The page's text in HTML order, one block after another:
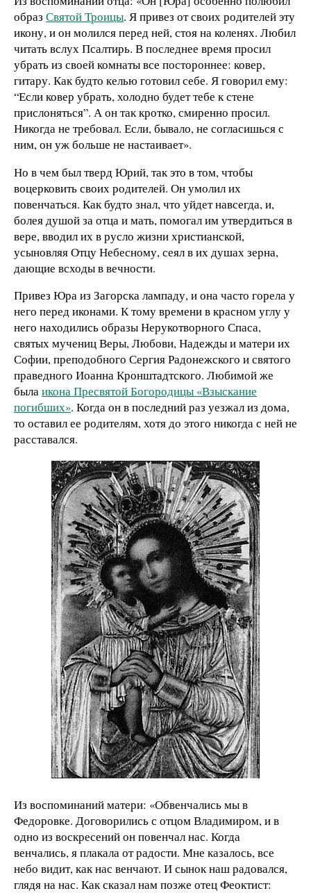
образ Святой Троицы. Я привез от своих родителей эту
икону, и он молился перед ней, стоя на коленях. Любил
читать вслух Псалтирь. В последнее время просил
убрать из своей комнаты все постороннее: ковер,
гитару. Как будто келью готовил себе. Я говорил ему:
“Если ковер убрать, холодно будет тебе к стене
прислоняться”. А он так кротко, смиренно просил.
Никогда не требовал. Если, бывало, не согласишься с
ним, он уж больше не настаивает».
Но в чем был тверд Юрий, так это в том, чтобы
воцерковить своих родителей. Он умолил их
повенчаться. Как будто знал, что уйдет навсегда, и,
болея душой за отца и мать, помогал им утвердиться в
вере, вводил их в русло жизни христианской,
усыновляя Отцу Небесному, сеял в их душах зерна,
дающие всходы в вечности.
Привез Юра из Загорска лампаду, и она часто горела у
него перед иконами. К тому времени в красном углу у
него находились образы Нерукотворного Спаса,
святых мучениц Веры, Любови, Надежды и матери их
Софии, преподобного Сергия Радонежского и святого
праведного Иоанна Кронштадтского. Любимой же
былаикона Пресвятой Богородицы «Взыскание
погибших». Когда он в последний раз уезжал из дома,
то оставил ее родителям, хотя до этого никогда с ней не
расставался.
Из воспоминаний матери: «Обвенчались мы в
Федоровке. Договорились с отцом Владимиром, и в
одно из воскресений он повенчал нас. Когда
венчались, я плакала от радости. Мне казалось, все
небо видит, как нас венчают. И сынок наш радовался,
глядя на нас. Как сказал нам позже отец Феоктист: